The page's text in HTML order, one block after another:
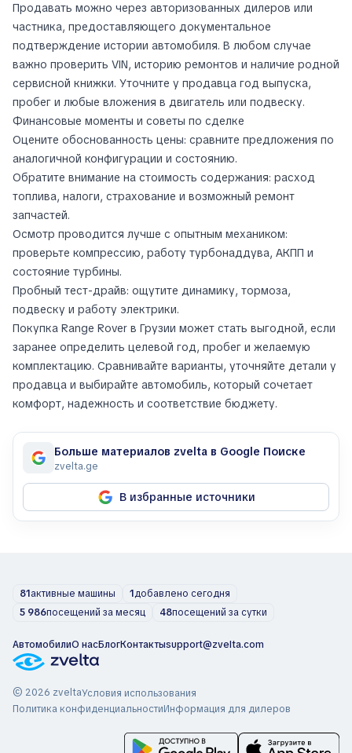
Продавать можно через авторизованных дилеров или
частника, предоставляющего документальное
подтверждение истории автомобиля. В любом случае
важно проверить VIN, историю ремонтов и наличие родной
сервисной книжки. Уточните у продавца год выпуска,
пробег и любые вложения в двигатель или подвеску.
Финансовые моменты и советы по сделке
Оцените обоснованность цены: сравните предложения по
аналогичной конфигурации и состоянию.
Обратите внимание на стоимость содержания: расход
топлива, налоги, страхование и возможный ремонт
запчастей.
Осмотр проводится лучше с опытным механиком:
проверьте компрессию, работу турбонаддува, АКПП и
состояние турбины.
Пробный тест-драйв: ощутите динамику, тормоза,
подвеску и работу электрики.
Покупка Range Rover в Грузии может стать выгодной, если
заранее определить целевой год, пробег и желаемую
комплектацию. Сравнивайте варианты, уточняйте детали у
продавца и выбирайте автомобиль, который сочетает
комфорт, надежность и соответствие бюджету.
Больше материалов zvelta в Google Поиске
zvelta.ge
В избранные источники
81активные машины 1добавлено сегодня
5 986посещений за месяц 48посещений за сутки
АвтомобилиО насБлогКонтактыsupport@zvelta.com
© 2026 zveltaУсловия использования
Политика конфиденциальностиИнформация для дилеров